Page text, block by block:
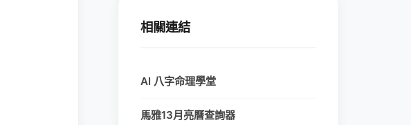
相關連結
AI 八字命理學堂
馬雅13月亮曆查詢器